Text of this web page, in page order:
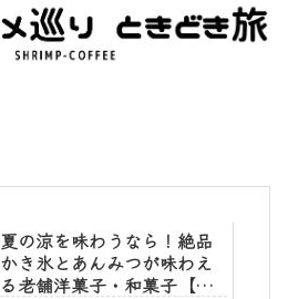
夏の涼を味わうなら！絶品
かき氷とあんみつが味わえ
る老舗洋菓子・和菓子【ふ